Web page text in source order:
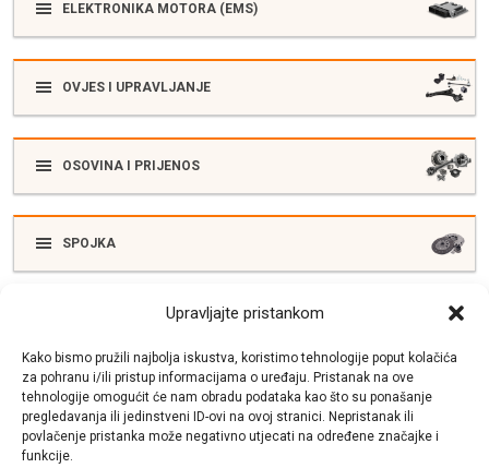
Upravljajte pristankom
Kako bismo pružili najbolja iskustva, koristimo tehnologije poput kolačića
za pohranu i/ili pristup informacijama o uređaju. Pristanak na ove
tehnologije omogućit će nam obradu podataka kao što su ponašanje
pregledavanja ili jedinstveni ID-ovi na ovoj stranici. Nepristanak ili
povlačenje pristanka može negativno utjecati na određene značajke i
funkcije.
ELEKTRONIKA MOTORA (EMS)
OVJES I UPRAVLJANJE
OSOVINA I PRIJENOS
SPOJKA
SUSTAV ISPUŠNIH PLINOVA